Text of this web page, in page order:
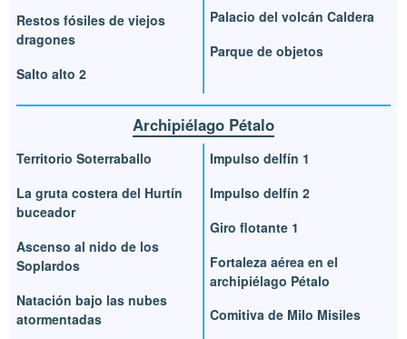
Restos fósiles de viejos
dragones
Salto alto 2
Palacio del volcán Caldera
Parque de objetos
Archipiélago Pétalo
Territorio Soterraballo
La gruta costera del Hurtín
buceador
Ascenso al nido de los
Soplardos
Natación bajo las nubes
atormentadas
Impulso delfín 1
Impulso delfín 2
Giro flotante 1
Fortaleza aérea en el
archipiélago Pétalo
Comitiva de Milo Misiles